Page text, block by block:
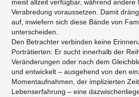
meist allzeit verfügbar, während andere
Verabredung voraussetzen. Damit
auf, inwiefern sich diese Bände von
unterscheiden.
Den Betrachter verbinden keine
Porträtierten: Er sucht innerhalb der
Veränderungen oder nach dem
und entwickelt – ausgehend von den
Momentaufnahmen, der implizierten
Lebenserfahrung – eine